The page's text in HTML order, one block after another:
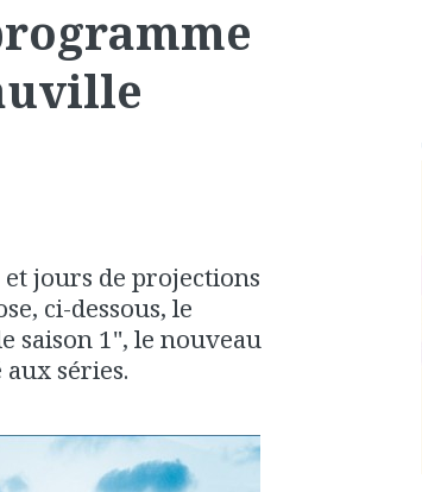
jours de projections
ci-dessous, le
saison 1", le nouveau
séries.